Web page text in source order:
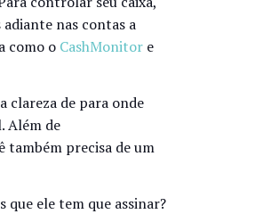
nas contas a
como o CashMonitore
clareza de para onde
Além de
também precisa de um
ele tem que assinar?